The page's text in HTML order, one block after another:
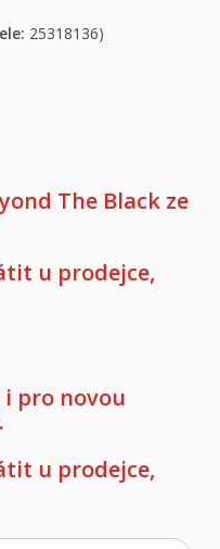
25318136)
The Black ze
u prodejce,
pro novou
u prodejce,